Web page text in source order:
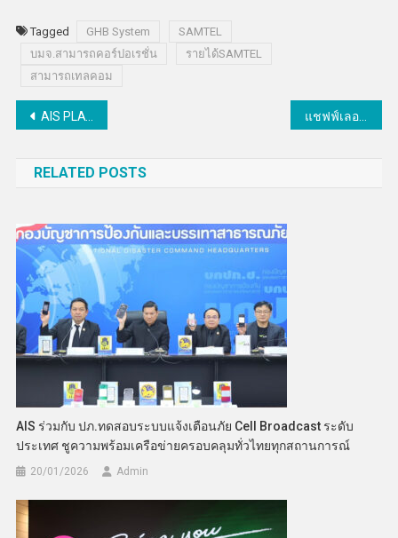
Tagged GHB System
SAMTEL
บมจ.สามารถคอร์ปอเรชั่น
รายได้SAMTEL
สามารถเทลคอม
แนะแนว
AIS PLAY เปิดลิสต์ 5 คอนเทนต์ชวนขนหัวลุก ต้อนรับฮาโลวีน
RELATED POSTS
AIS ร่วมกับ ปภ.ทดสอบระบบแจ้งเตือนภัย Cell Broadcast ระดับ
ประเทศ ชูความพร้อมเครือข่ายครอบคลุมทั่วไทยทุกสถานการณ์
20/01/2026 Admin